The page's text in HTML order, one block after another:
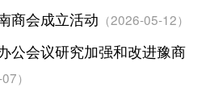
商会成立活动 （2026-05-12）
公会议研究加强和改进豫商
）